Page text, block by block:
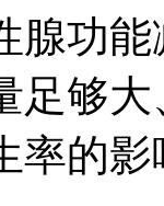
腺功
足够
率的影